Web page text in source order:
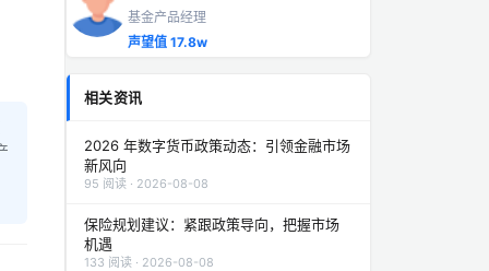
基金产品经理
声望值 17.8w
相关资讯
2026 年数字货币政策动态：引领金融市场
新风向
95 阅读 · 2026-08-08
保险规划建议：紧跟政策导向，把握市场
机遇
133 阅读 · 2026-08-08